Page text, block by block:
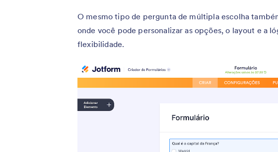
O mesmo tipo de pergunta de múltipla escolha
onde você pode personalizar as opções, o layout e a
flexibilidade.